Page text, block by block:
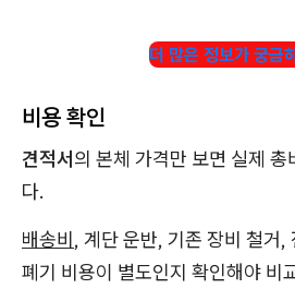
더 많은 정보가 궁금
비용 확인
견적서의 본체 가격만 보면 실제
다.
배송비, 계단 운반, 기존 장비 철거,
폐기 비용이 별도인지 확인해야 비